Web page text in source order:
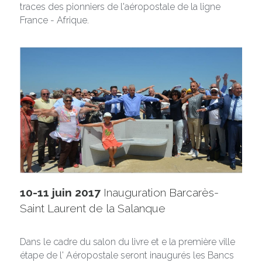
traces des pionniers de l'aéropostale de la ligne
France - Afrique.
10-11 juin 2017 Inauguration Barcarès-
Saint Laurent de la Salanque
Dans le cadre du salon du livre et e la première ville
étape de l' Aéropostale seront inaugurés les Bancs